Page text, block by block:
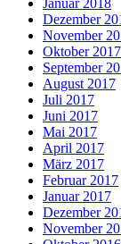
Dezember
November
Oktober 2017
September
August 2017
Juli 2017
Juni 2017
Mai 2017
April 2017
März 2017
Februar 2017
Januar 2017
Dezember
November